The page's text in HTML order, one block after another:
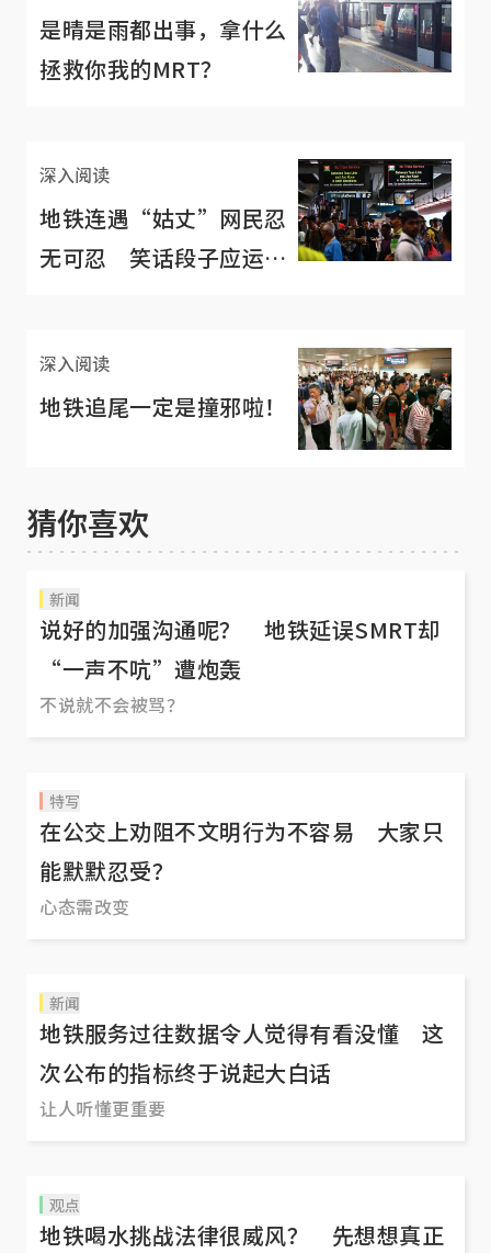
是晴是雨都出事，拿什么
拯救你我的MRT？
深入阅读
地铁连遇“姑丈”网民忍
无可忍 笑话段子应运而
深入阅读
地铁追尾一定是撞邪啦！
猜你喜欢
新闻
说好的加强沟通呢？ 地铁延误SMRT却
“一声不吭”遭炮轰
不说就不会被骂？
特写
在公交上劝阻不文明行为不容易 大家只
能默默忍受？
心态需改变
新闻
地铁服务过往数据令人觉得有看没懂 这
次公布的指标终于说起大白话
让人听懂更重要
观点
地铁喝水挑战法律很威风？ 先想想真正